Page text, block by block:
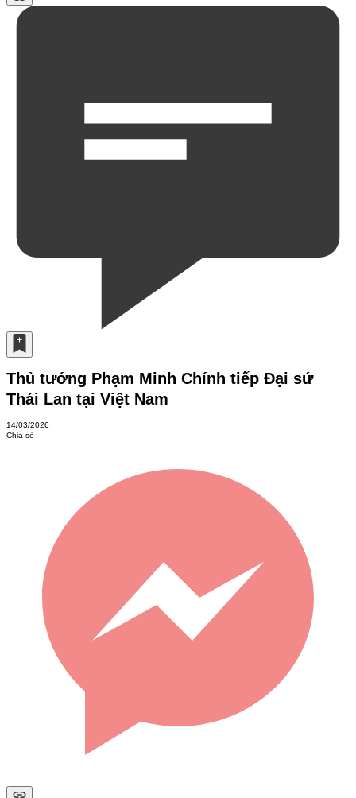
Thủ tướng Phạm Minh Chính tiếp Đại sứ
Thái Lan tại Việt Nam
14/03/2026
Chia sẻ